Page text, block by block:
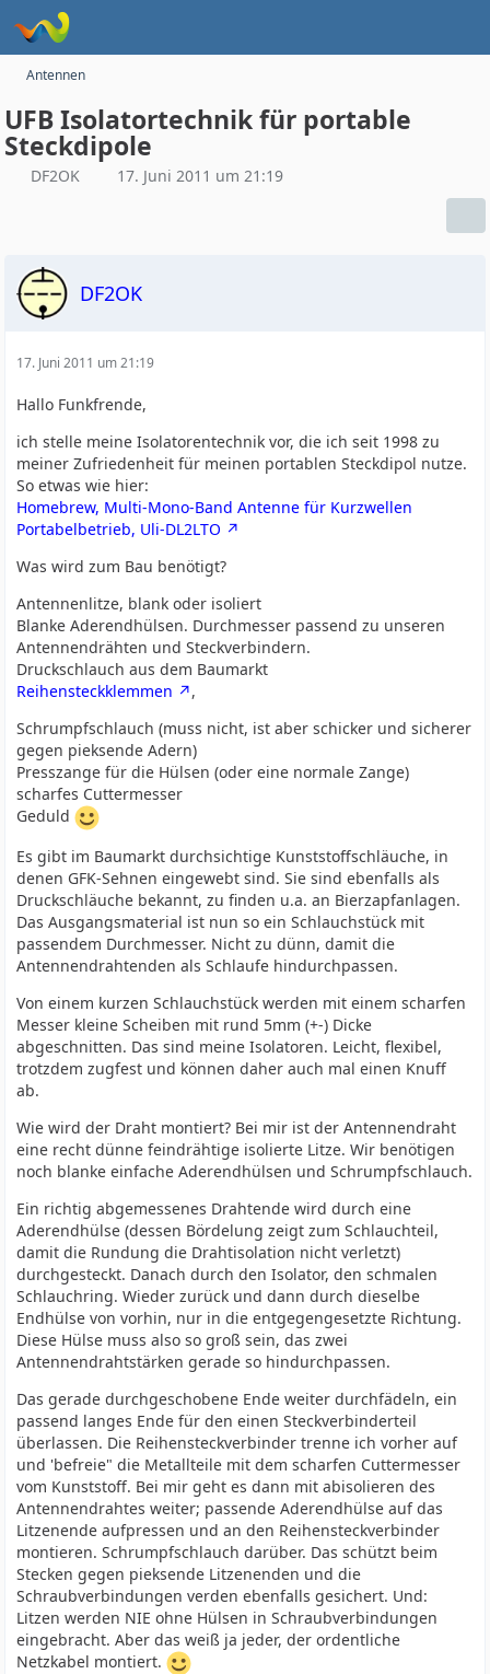
Antennen
UFB Isolatortechnik für portable
Steckdipole
DF2OK 17. Juni 2011 um 21:19
DF2OK
17. Juni 2011 um 21:19
Hallo Funkfrende,
ich stelle meine Isolatorentechnik vor, die ich seit 1998 zu
meiner Zufriedenheit für meinen portablen Steckdipol nutze.
So etwas wie hier:
Homebrew, Multi-Mono-Band Antenne für Kurzwellen
Portabelbetrieb, Uli-DL2LTO
Was wird zum Bau benötigt?
Antennenlitze, blank oder isoliert
Blanke Aderendhülsen. Durchmesser passend zu unseren
Antennendrähten und Steckverbindern.
Druckschlauch aus dem Baumarkt
Reihensteckklemmen
,
Schrumpfschlauch (muss nicht, ist aber schicker und sicherer
gegen pieksende Adern)
Presszange für die Hülsen (oder eine normale Zange)
scharfes Cuttermesser
Geduld
Es gibt im Baumarkt durchsichtige Kunststoffschläuche, in
denen GFK-Sehnen eingewebt sind. Sie sind ebenfalls als
Druckschläuche bekannt, zu finden u.a. an Bierzapfanlagen.
Das Ausgangsmaterial ist nun so ein Schlauchstück mit
passendem Durchmesser. Nicht zu dünn, damit die
Antennendrahtenden als Schlaufe hindurchpassen.
Von einem kurzen Schlauchstück werden mit einem scharfen
Messer kleine Scheiben mit rund 5mm (+-) Dicke
abgeschnitten. Das sind meine Isolatoren. Leicht, flexibel,
trotzdem zugfest und können daher auch mal einen Knuff
ab.
Wie wird der Draht montiert? Bei mir ist der Antennendraht
eine recht dünne feindrähtige isolierte Litze. Wir benötigen
noch blanke einfache Aderendhülsen und Schrumpfschlauch.
Ein richtig abgemessenes Drahtende wird durch eine
Aderendhülse (dessen Bördelung zeigt zum Schlauchteil,
damit die Rundung die Drahtisolation nicht verletzt)
durchgesteckt. Danach durch den Isolator, den schmalen
Schlauchring. Wieder zurück und dann durch dieselbe
Endhülse von vorhin, nur in die entgegengesetzte Richtung.
Diese Hülse muss also so groß sein, das zwei
Antennendrahtstärken gerade so hindurchpassen.
Das gerade durchgeschobene Ende weiter durchfädeln, ein
passend langes Ende für den einen Steckverbinderteil
überlassen. Die Reihensteckverbinder trenne ich vorher auf
und 'befreie" die Metallteile mit dem scharfen Cuttermesser
vom Kunststoff. Bei mir geht es dann mit abisolieren des
Antennendrahtes weiter; passende Aderendhülse auf das
Litzenende aufpressen und an den Reihensteckverbinder
montieren. Schrumpfschlauch darüber. Das schützt beim
Stecken gegen pieksende Litzenenden und die
Schraubverbindungen verden ebenfalls gesichert. Und:
Litzen werden NIE ohne Hülsen in Schraubverbindungen
eingebracht. Aber das weiß ja jeder, der ordentliche
Netzkabel montiert.